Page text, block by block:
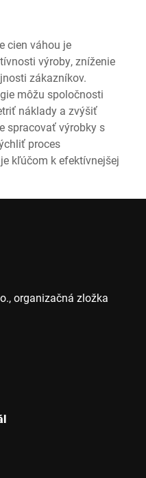
cien váhou je
výroby, zníženie
zákazníkov.
môžu spoločnosti
náklady a zvýšiť
spracovať výrobky s
proces
kľúčom k efektívnejšej
organizačná zložka